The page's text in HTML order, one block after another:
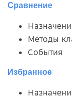
Сравнение
Методы
События
Избранное